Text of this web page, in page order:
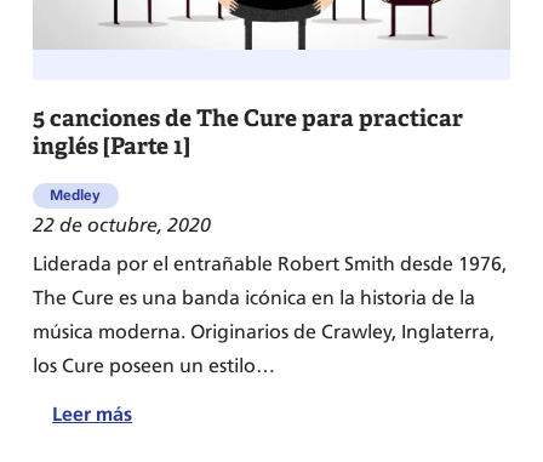
5 canciones de The Cure para practicar
inglés [Parte 1]
Medley
22 de octubre, 2020
Liderada por el entrañable Robert Smith desde 1976,
The Cure es una banda icónica en la historia de la
música moderna. Originarios de Crawley, Inglaterra,
los Cure poseen un estilo…
Leer más: